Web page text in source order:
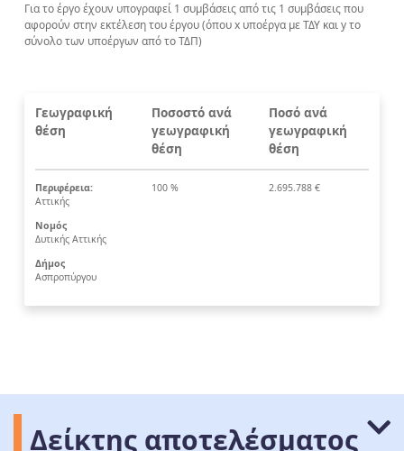
Για το έργο έχουν υπογραφεί 1 συμβάσεις από τις 1 συμβάσεις που
αφορούν στην εκτέλεση του έργου (όπου x υποέργα με ΤΔΥ και y το
σύνολο των υποέργων από το ΤΔΠ)
Γεωγραφική
θέση
Ποσοστό ανά
γεωγραφική
θέση
Ποσό ανά
γεωγραφική
θέση
Περιφέρεια:
Αττικής
Νομός
Δυτικής Αττικής
Δήμος
Ασπροπύργου
100 % 2.695.788 €
Δείκτης αποτελέσματος